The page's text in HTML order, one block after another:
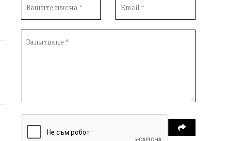
ОбщинаСливен Карандила
ГражданскоОбщество РадостинВасилев
ОбщественИнтерес земеделие
ИсторияНаБългария Иновации САЩ